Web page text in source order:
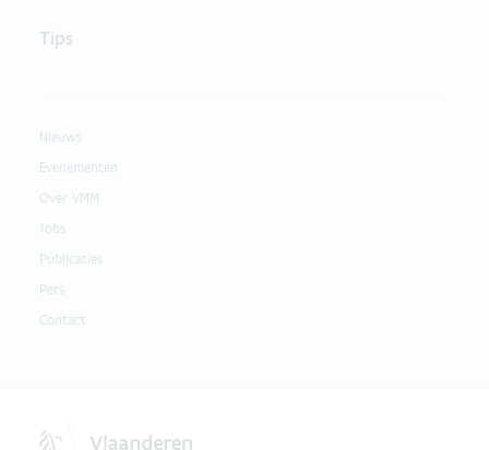
Tips
Nieuws
Evenementen
Over VMM
Jobs
Publicaties
Pers
Contact